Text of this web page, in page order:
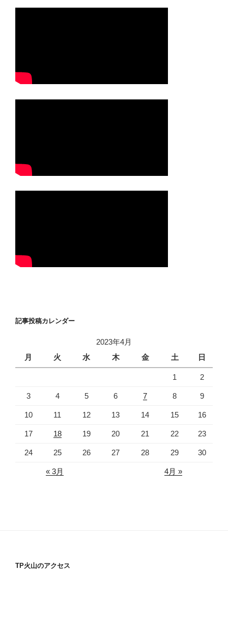
記事投稿カレンダー
2023年4月
月
火 水 木 金 土 日
1 2
3 4 5 6 7 8 9
10 11 12 13 14 15 16
17 18 19 20 21 22 23
24 25 26 27 28 29 30
« 3月 4月 »
TP火山のアクセス